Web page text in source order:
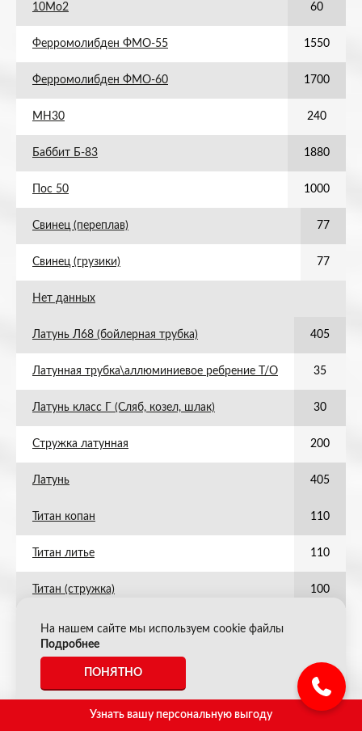
10Мо2 60
Ферромолибден ФМО-55 1550
Ферромолибден ФМО-60 1700
МН30 240
Баббит Б-83 1880
Пос 50 1000
Свинец (переплав) 77
Свинец (грузики) 77
Нет данных
Латунь Л68 (бойлерная трубка) 405
Латунная трубка\аллюминиевое ребрение Т/О 35
Латунь класс Г (Сляб, козел, шлак) 30
Стружка латунная 200
Латунь 405
Титан копан 110
Титан литье 110
Титан (стружка) 100
Титан (лом)
Титан с клёпками 110
Латунь Л68 (бойлерная трубка) 405
На нашем сайте мы используем cookie файлы
Подробнее
ПОНЯТНО
Узнать вашу персональную выгоду